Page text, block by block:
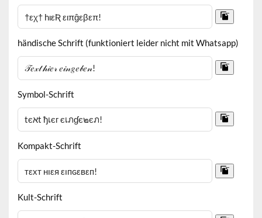
händische Schrift (funktioniert leider nicht mit Whatsapp)
Symbol-Schrift
Kompakt-Schrift
Kult-Schrift